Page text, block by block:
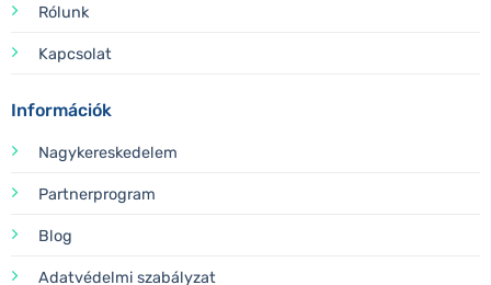
Rólunk
Kapcsolat
Információk
Nagykereskedelem
Partnerprogram
Blog
Adatvédelmi szabályzat